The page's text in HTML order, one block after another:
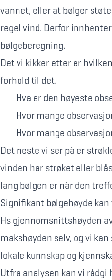
vannet, eller at bølger
regel vind. Derfor
bølgeberegning.
Det vi kikker etter er
forhold til det.
Hva er den høyeste
Hvor mange
Hvor mange
Det neste vi ser på er
vinden har strøket eller
lang bølgen er når den
Signifikant bølgehøyde
Hs gjennomsnittshøyden
makshøyden selv, og vi
lokale kunnskap og
Utfra analysen kan vi